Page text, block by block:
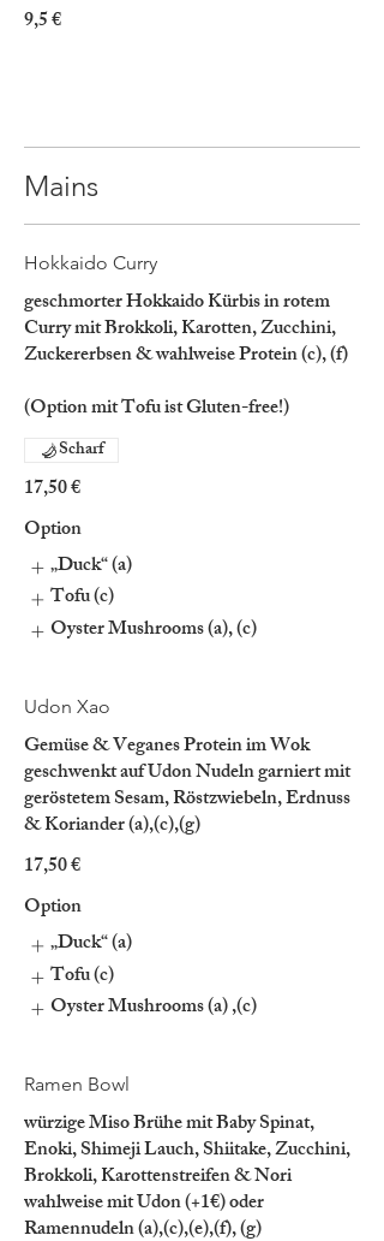
9,5 €
Mains
Hokkaido Curry
geschmorter Hokkaido Kürbis in rotem
Curry mit Brokkoli, Karotten, Zucchini,
Zuckererbsen & wahlweise Protein (c), (f)
(Option mit Tofu ist Gluten-free!)
17,50 €
Scharf
Option
„Duck“ (a)
Tofu (c)
Oyster Mushrooms (a), (c)
Udon Xao
Gemüse & Veganes Protein im Wok
geschwenkt auf Udon Nudeln garniert mit
geröstetem Sesam, Röstzwiebeln, Erdnuss
& Koriander (a),(c),(g)
17,50 €
Option
„Duck“ (a)
Tofu (c)
Oyster Mushrooms (a) ,(c)
Ramen Bowl
würzige Miso Brühe mit Baby Spinat,
Enoki, Shimeji Lauch, Shiitake, Zucchini,
Brokkoli, Karottenstreifen & Nori
wahlweise mit Udon (+1€) oder
Ramennudeln (a),(c),(e),(f), (g)